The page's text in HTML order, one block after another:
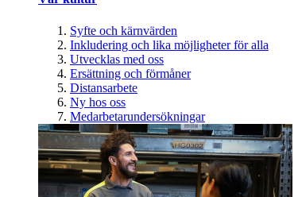
Syfte och kärnvärden
Inkludering och lika möjligheter för alla
Utvecklas med oss
Ersättning och förmåner
Distansarbete
Ny hos oss
Medarbetarundersökningar